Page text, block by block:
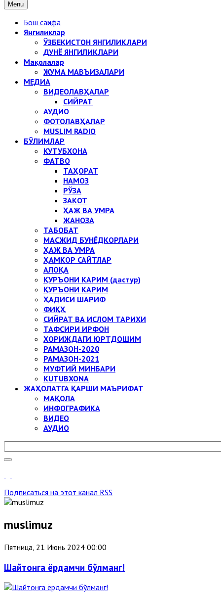
Menu
Бош саҳифа
Янгиликлар
ЎЗБЕКИСТОН ЯНГИЛИКЛАРИ
ДУНЁ ЯНГИЛИКЛАРИ
Мақолалар
ЖУМА МАВЪИЗАЛАРИ
МЕДИА
ВИДЕОЛАВҲАЛАР
СИЙРАТ
АУДИО
ФОТОЛАВҲАЛАР
MUSLIM RADIO
БЎЛИМЛАР
КУТУБХОНА
ФАТВО
ТАҲОРАТ
НАМОЗ
РЎЗА
ЗАКОТ
ҲАЖ ВА УМРА
ЖАНОЗА
ТАБОБАТ
МАСЖИД БУНЁДКОРЛАРИ
ҲАЖ ВА УМРА
ҲАМКОР САЙТЛАР
АЛОҚА
ҚУРЪОНИ КАРИМ (дастур)
ҚУРЪОНИ КАРИМ
ҲАДИСИ ШАРИФ
ФИҚҲ
СИЙРАТ ВА ИСЛОМ ТАРИХИ
ТАФСИРИ ИРФОН
ХОРИЖДАГИ ЮРТДОШИМ
РАМАЗОН-2020
РАМАЗОН-2021
МУФТИЙ МИНБАРИ
KUTUBXONA
ЖАҲОЛАТГА ҚАРШИ МАЪРИФАТ
МАҚОЛА
ИНФОГРАФИКА
ВИДЕО
АУДИО
Подписаться на этот канал RSS
muslimuz
Пятница, 21 Июнь 2024 00:00
Шайтонга ёрдамчи бўлманг!